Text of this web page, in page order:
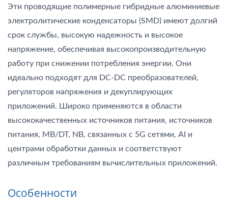
Эти проводящие полимерные гибридные алюминиевые
электролитические конденсаторы (SMD) имеют долгий
срок службы, высокую надежность и высокое
напряжение, обеспечивая высокопроизводительную
работу при снижении потребления энергии. Они
идеально подходят для DC-DC преобразователей,
регуляторов напряжения и декуплирующих
приложений. Широко применяются в области
высококачественных источников питания, источников
питания, MB/DT, NB, связанных с 5G сетями, AI и
центрами обработки данных и соответствуют
различным требованиям вычислительных приложений.
Особенности